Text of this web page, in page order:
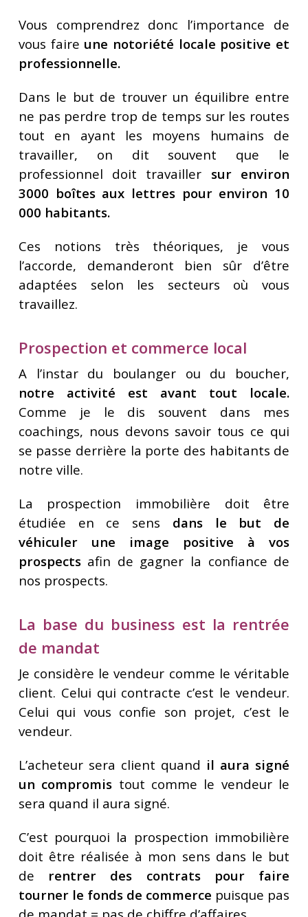
Vous comprendrez donc l’importance de
vous faire une notoriété locale positive et
professionnelle.
Dans le but de trouver un équilibre entre
ne pas perdre trop de temps sur les routes
tout en ayant les moyens humains de
travailler, on dit souvent que le
professionnel doit travailler sur environ
3000 boîtes aux lettres pour environ 10
000 habitants.
Ces notions très théoriques, je vous
l’accorde, demanderont bien sûr d’être
adaptées selon les secteurs où vous
travaillez.
Prospection et commerce local
A l’instar du boulanger ou du boucher,
notre activité est avant tout locale.
Comme je le dis souvent dans mes
coachings, nous devons savoir tous ce qui
se passe derrière la porte des habitants de
notre ville.
La prospection immobilière doit être
étudiée en ce sens dans le but de
véhiculer une image positive à vos
prospectsafin de gagner la confiance de
nos prospects.
La base du business est la rentrée
de mandat
Je considère le vendeur comme le véritable
client. Celui qui contracte c’est le vendeur.
Celui qui vous confie son projet, c’est le
vendeur.
L’acheteur sera client quand il aura signé
un compromis tout comme le vendeur le
sera quand il aura signé.
C’est pourquoi la prospection immobilière
doit être réalisée à mon sens dans le but
de rentrer des contrats pour faire
tourner le fonds de commerce puisque pas